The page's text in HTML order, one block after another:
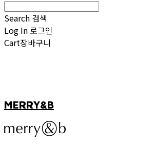
Search 검색
Log In 로그인
Cart장바구니
MERRY&B